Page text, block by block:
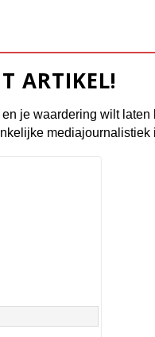
ARTIKEL!
je waardering wilt
mediajournalistiek